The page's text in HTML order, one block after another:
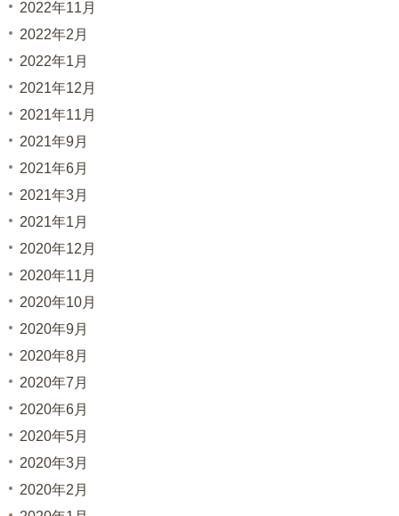
2022年11月
2022年2月
2022年1月
2021年12月
2021年11月
2021年9月
2021年6月
2021年3月
2021年1月
2020年12月
2020年11月
2020年10月
2020年9月
2020年8月
2020年7月
2020年6月
2020年5月
2020年3月
2020年2月